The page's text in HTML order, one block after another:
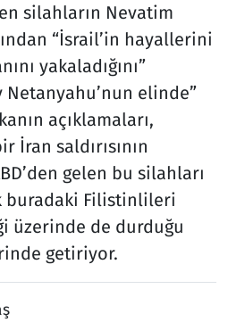
silahların Nevatim
“İsrail’in hayallerini
yakaladığını”
Netanyahu’nun elinde”
açıklamaları,
İran saldırısının
gelen bu silahları
buradaki Filistinlileri
üzerinde de durduğu
getiriyor.